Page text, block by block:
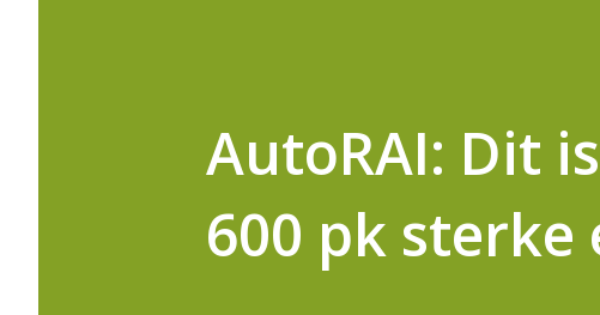
AutoRAI: Dit
600 pk sterke